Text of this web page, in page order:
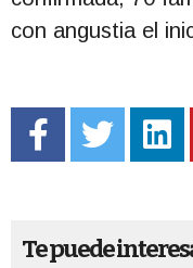
con angustia el
Te puede